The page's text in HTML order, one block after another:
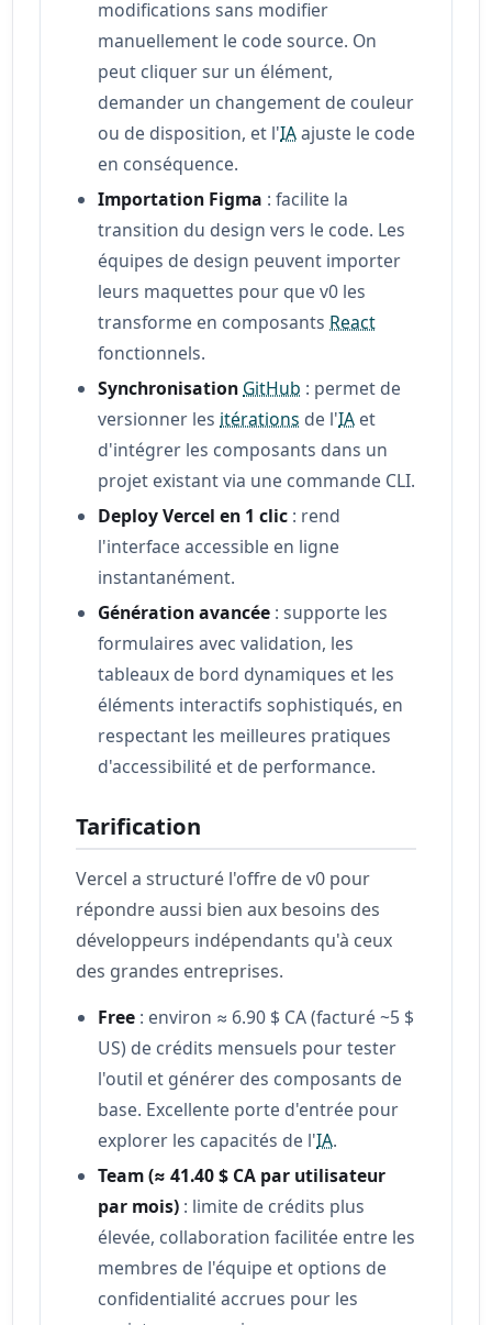
modifications sans modifier
manuellement le code source. On
peut cliquer sur un élément,
demander un changement de couleur
ou de disposition, et l'IAajuste le code
en conséquence.
Importation Figma : facilite la
transition du design vers le code. Les
équipes de design peuvent importer
leurs maquettes pour que v0 les
transforme en composants React
fonctionnels.
Synchronisation GitHub : permet de
versionner les itérations de l'IA et
d'intégrer les composants dans un
projet existant via une commande CLI.
Deploy Vercel en 1 clic : rend
l'interface accessible en ligne
instantanément.
Génération avancée : supporte les
formulaires avec validation, les
tableaux de bord dynamiques et les
éléments interactifs sophistiqués, en
respectant les meilleures pratiques
d'accessibilité et de performance.
Tarification
Vercel a structuré l'offre de v0 pour
répondre aussi bien aux besoins des
développeurs indépendants qu'à ceux
des grandes entreprises.
Free : environ ≈ 6.90 $ CA (facturé ~5 $
US) de crédits mensuels pour tester
l'outil et générer des composants de
base. Excellente porte d'entrée pour
explorer les capacités de l'IA.
Team (≈ 41.40 $ CA par utilisateur
par mois) : limite de crédits plus
élevée, collaboration facilitée entre les
membres de l'équipe et options de
confidentialité accrues pour les